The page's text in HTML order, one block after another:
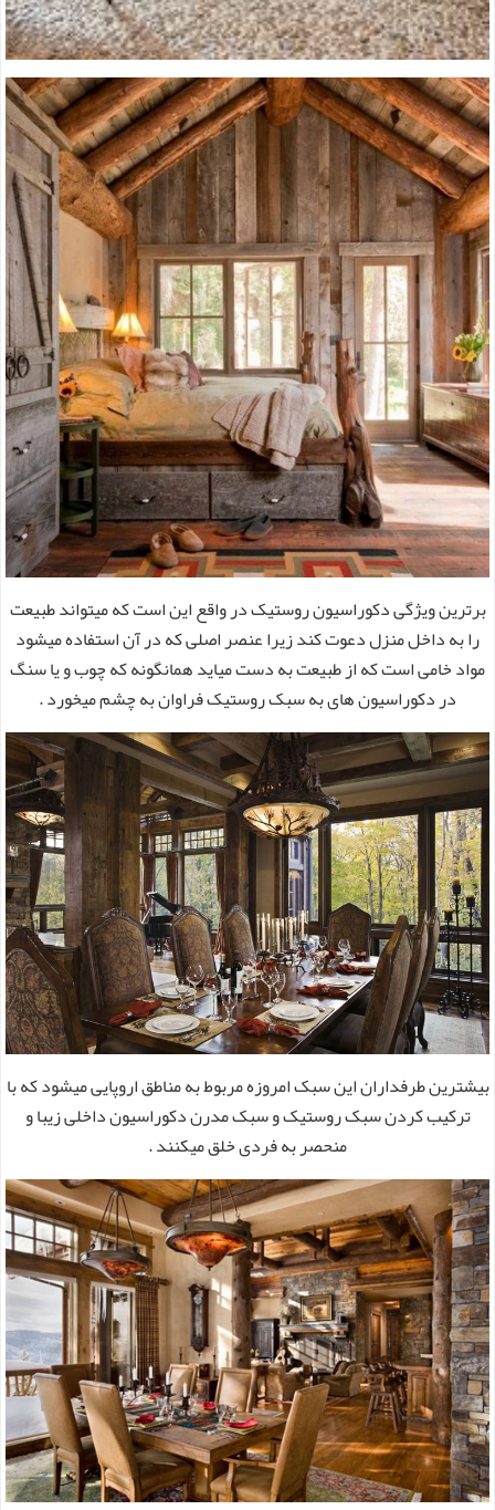
برترین ویژگی دکوراسیون روستیک در واقع این است که میتواند طبیعت
را به داخل منزل دعوت کند زیرا عنصر اصلی که در آن استفاده میشود
مواد خامی است که از طبیعت به دست میاید همانگونه که چوب و یا سنگ
در دکوراسیون های به سبک روستیک فراوان به چشم میخورد .
بیشترین طرفداران این سبک امروزه مربوط به مناطق اروپایی میشود که با
ترکیب کردن سبک روستیک و سبک مدرن دکوراسیون داخلی زیبا و
منحصر به فردی خلق میکنند .